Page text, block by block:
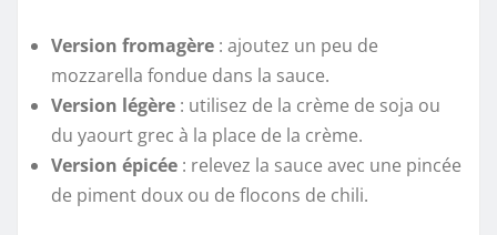
Version fromagère : ajoutez un peu de
mozzarella fondue dans la sauce.
Version légère : utilisez de la crème de soja ou
du yaourt grec à la place de la crème.
Version épicée : relevez la sauce avec une pincée
de piment doux ou de flocons de chili.